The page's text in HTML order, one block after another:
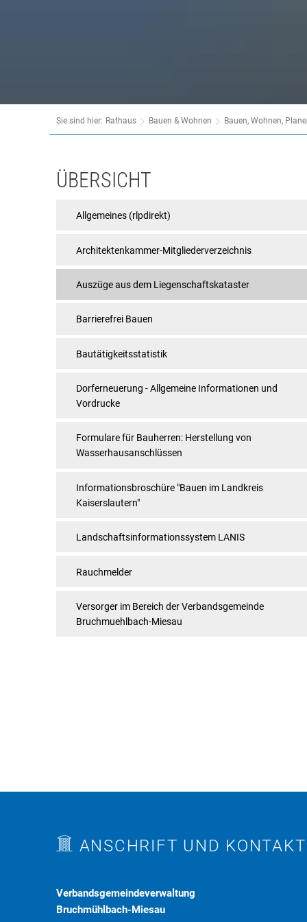
Rat & Politik
Standesamt
Wahlen
Hinweisgeberschutzgesetz
Arbeitskreis Digitales
Sie sind hier: Rathaus Bauen & Wohnen Bauen, Wohnen,
ÜBERSICHT
Allgemeines (rlpdirekt)
Architektenkammer-Mitgliederverzeichnis
Auszüge aus dem Liegenschaftskataster
Barrierefrei Bauen
Bautätigkeitsstatistik
Dorferneuerung - Allgemeine Informationen und
Vordrucke
Formulare für Bauherren: Herstellung von
Wasserhausanschlüssen
Informationsbroschüre "Bauen im Landkreis
Kaiserslautern"
Landschaftsinformationssystem LANIS
Rauchmelder
Versorger im Bereich der Verbandsgemeinde
Bruchmuehlbach-Miesau
ANSCHRIFT UND KONTAKT
Verbandsgemeindeverwaltung
Bruchmühlbach-Miesau